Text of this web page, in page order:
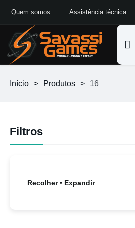
Quem somos Assistência técnica
Início > Produtos > 16
Filtros
Recolher • Expandir